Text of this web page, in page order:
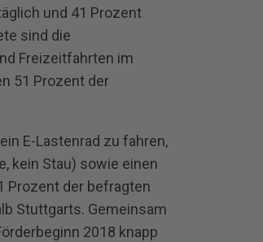
und 41 Prozent
sind die
Freizeitfahrten im
51 Prozent der
E‐Lastenrad zu fahren,
kein Stau) sowie einen
Prozent der befragten
Stuttgarts. Gemeinsam
2018 knapp